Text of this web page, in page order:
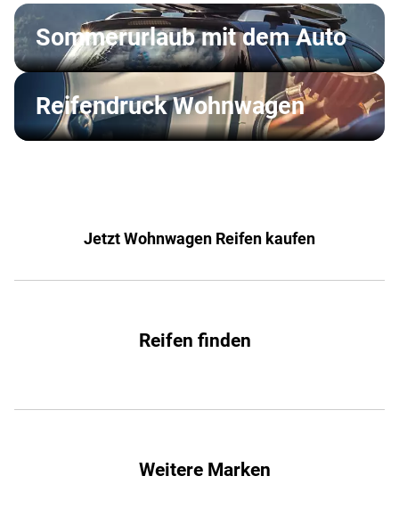
Sommerurlaub mit dem Auto
Reifendruck Wohnwagen
Jetzt Wohnwagen Reifen kaufen
Reifen finden
Weitere Marken